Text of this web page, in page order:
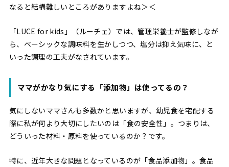
なると結構難しいところがありますよね＞＜
「LUCE for kids」（ルーチェ）では、管理栄養士が監修しなが
ら、ベーシックな調味料を生かしつつ、塩分は抑え気味に、と
いった調理の工夫がなされています。
ママがかなり気にする「添加物」は使ってるの？
気にしないママさんも多数かと思いますが、幼児食を宅配する
際に私が何より大切にしたいのは「食の安全性」。つまりは、
どういった材料・原料を使っているのか？です。
特に、近年大きな問題となっているのが「食品添加物」。食品